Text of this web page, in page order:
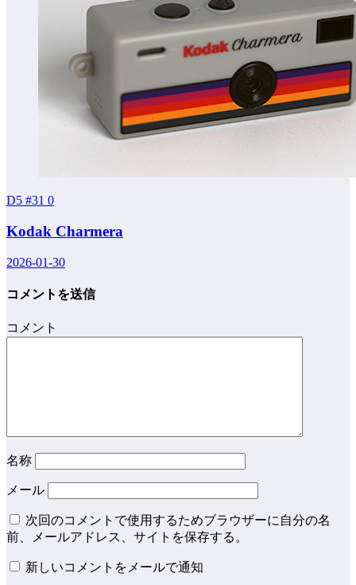
D5 #31 0
Kodak Charmera
2026-01-30
コメントを送信
コメント
名称
メール
次回のコメントで使用するためブラウザーに自分の名
前、メールアドレス、サイトを保存する。
新しいコメントをメールで通知